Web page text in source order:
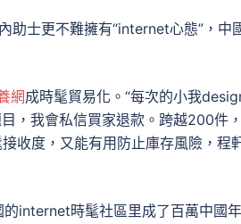
助士更不難擁有“internet心態”，中
網成時髦貿易化。“每次的小我
，我會私信買家退款。跨越200件
收度，又能有用防止庫存風險，程
internet時髦社區里成了百萬中國